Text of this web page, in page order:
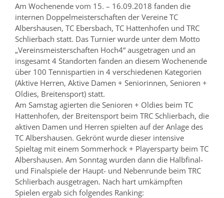
Am Wochenende vom 15. – 16.09.2018 fanden die
internen Doppelmeisterschaften der Vereine TC
Albershausen, TC Ebersbach, TC Hattenhofen und TRC
Schlierbach statt. Das Turnier wurde unter dem Motto
„Vereinsmeisterschaften Hoch4“ ausgetragen und an
insgesamt 4 Standorten fanden an diesem Wochenende
über 100 Tennispartien in 4 verschiedenen Kategorien
(Aktive Herren, Aktive Damen + Seniorinnen, Senioren +
Oldies, Breitensport) statt.
Am Samstag agierten die Senioren + Oldies beim TC
Hattenhofen, der Breitensport beim TRC Schlierbach, die
aktiven Damen und Herren spielten auf der Anlage des
TC Albershausen. Gekrönt wurde dieser intensive
Spieltag mit einem Sommerhock + Playersparty beim TC
Albershausen. Am Sonntag wurden dann die Halbfinal-
und Finalspiele der Haupt- und Nebenrunde beim TRC
Schlierbach ausgetragen. Nach hart umkämpften
Spielen ergab sich folgendes Ranking: